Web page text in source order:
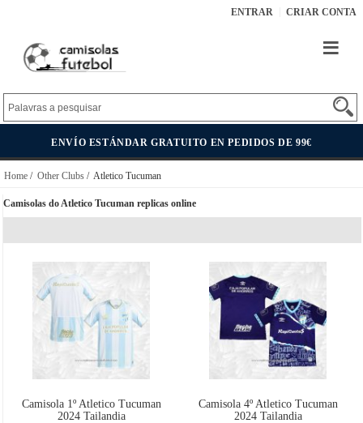
ENTRAR CRIAR CONTA
ENVÍO ESTÁNDAR GRATUITO EN PEDIDOS DE 99€
Home / Other Clubs / Atletico Tucuman
Camisolas do Atletico Tucuman replicas online
Camisola 1º Atletico Tucuman
2024 Tailandia
Camisola 4º Atletico Tucuman
2024 Tailandia